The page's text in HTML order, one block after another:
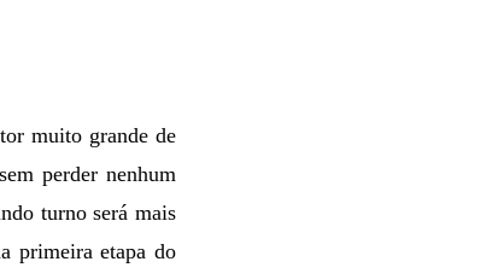
muito grande de
perder nenhum
turno será mais
primeira etapa do